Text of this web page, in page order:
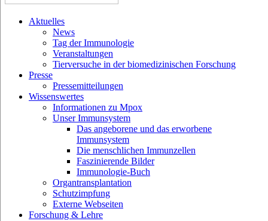
Aktuelles
News
Tag der Immunologie
Veranstaltungen
Tierversuche in der biomedizinischen Forschung
Presse
Pressemitteilungen
Wissenswertes
Informationen zu Mpox
Unser Immunsystem
Das angeborene und das erworbene
Immunsystem
Die menschlichen Immunzellen
Faszinierende Bilder
Immunologie-Buch
Organtransplantation
Schutzimpfung
Externe Webseiten
Forschung & Lehre